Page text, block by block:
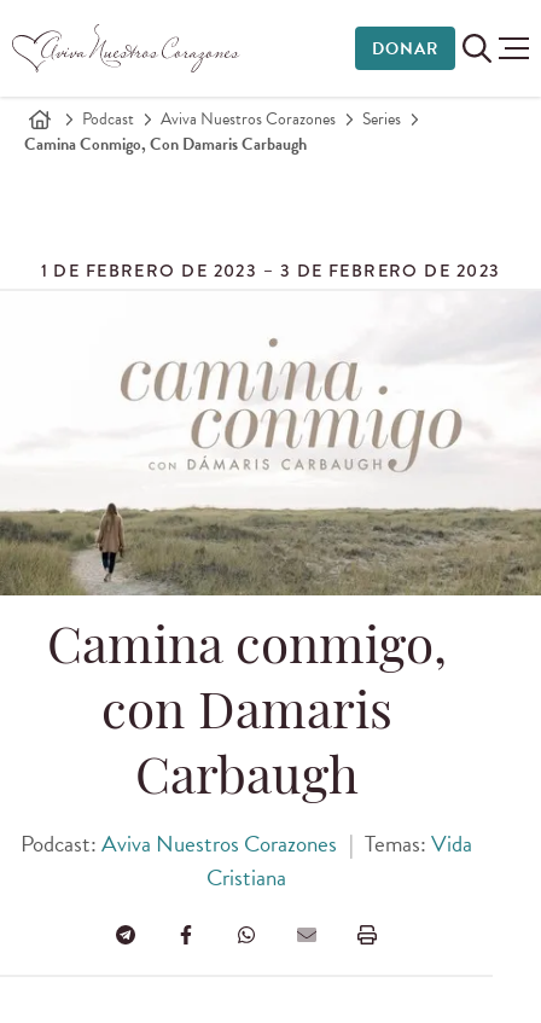
DONAR
Podcast Aviva Nuestros Corazones
Series
Camina Conmigo, Con Damaris Carbaugh
1 DE FEBRERO DE 2023 – 3 DE FEBRERO DE 2023
Camina conmigo,
con Damaris
Carbaugh
Podcast:Aviva Nuestros Corazones | Temas:Vida
Cristiana